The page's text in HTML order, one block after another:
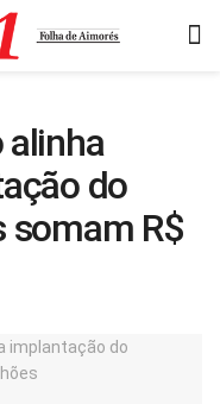
alinha
do
somam R$